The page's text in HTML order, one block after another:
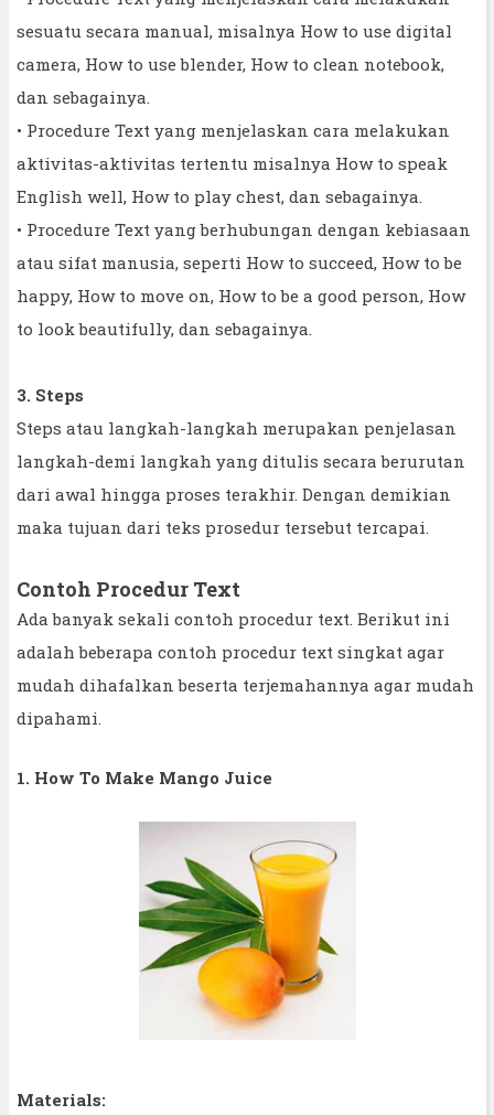
sesuatu secara manual, misalnya How to use digital
camera, How to use blender, How to clean notebook,
dan sebagainya.
• Procedure Text yang menjelaskan cara melakukan
aktivitas-aktivitas tertentu misalnya How to speak
English well, How to play chest, dan sebagainya.
• Procedure Text yang berhubungan dengan kebiasaan
atau sifat manusia, seperti How to succeed, How to be
happy, How to move on, How to be a good person, How
to look beautifully, dan sebagainya.
3. Steps
Steps atau langkah-langkah merupakan penjelasan
langkah-demi langkah yang ditulis secara berurutan
dari awal hingga proses terakhir. Dengan demikian
maka tujuan dari teks prosedur tersebut tercapai.
Contoh Procedur Text
Ada banyak sekali contoh procedur text. Berikut ini
adalah beberapa contoh procedur text singkat agar
mudah dihafalkan beserta terjemahannya agar mudah
dipahami.
1. How To Make Mango Juice
Materials: